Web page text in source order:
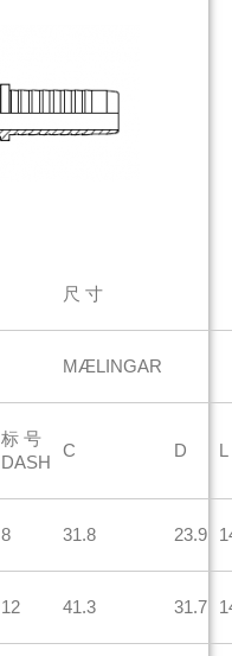
尺 寸
MÆLINGAR
标 号
DASH
C D L
8 31.8 23.9
12 41.3 31.7